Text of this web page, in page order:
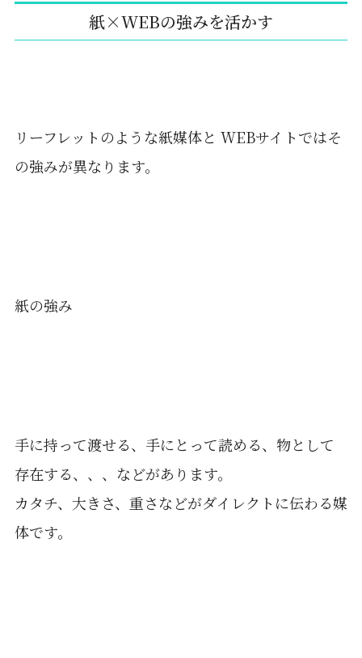
紙×WEBの強みを活かす
リーフレットのような紙媒体と WEBサイトではそ
の強みが異なります。
紙の強み
手に持って渡せる、手にとって読める、物として
存在する、、、などがあります。
カタチ、大きさ、重さなどがダイレクトに伝わる媒
体です。